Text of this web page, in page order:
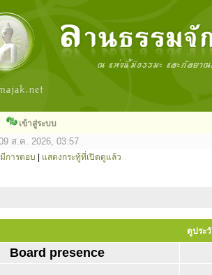
เข้าสู่ระบบ
ส.ค. 2026, 03:57
การตอบ แสดงกระทู้ที่เปิดดูแล้ว
ดูประ
Board presence